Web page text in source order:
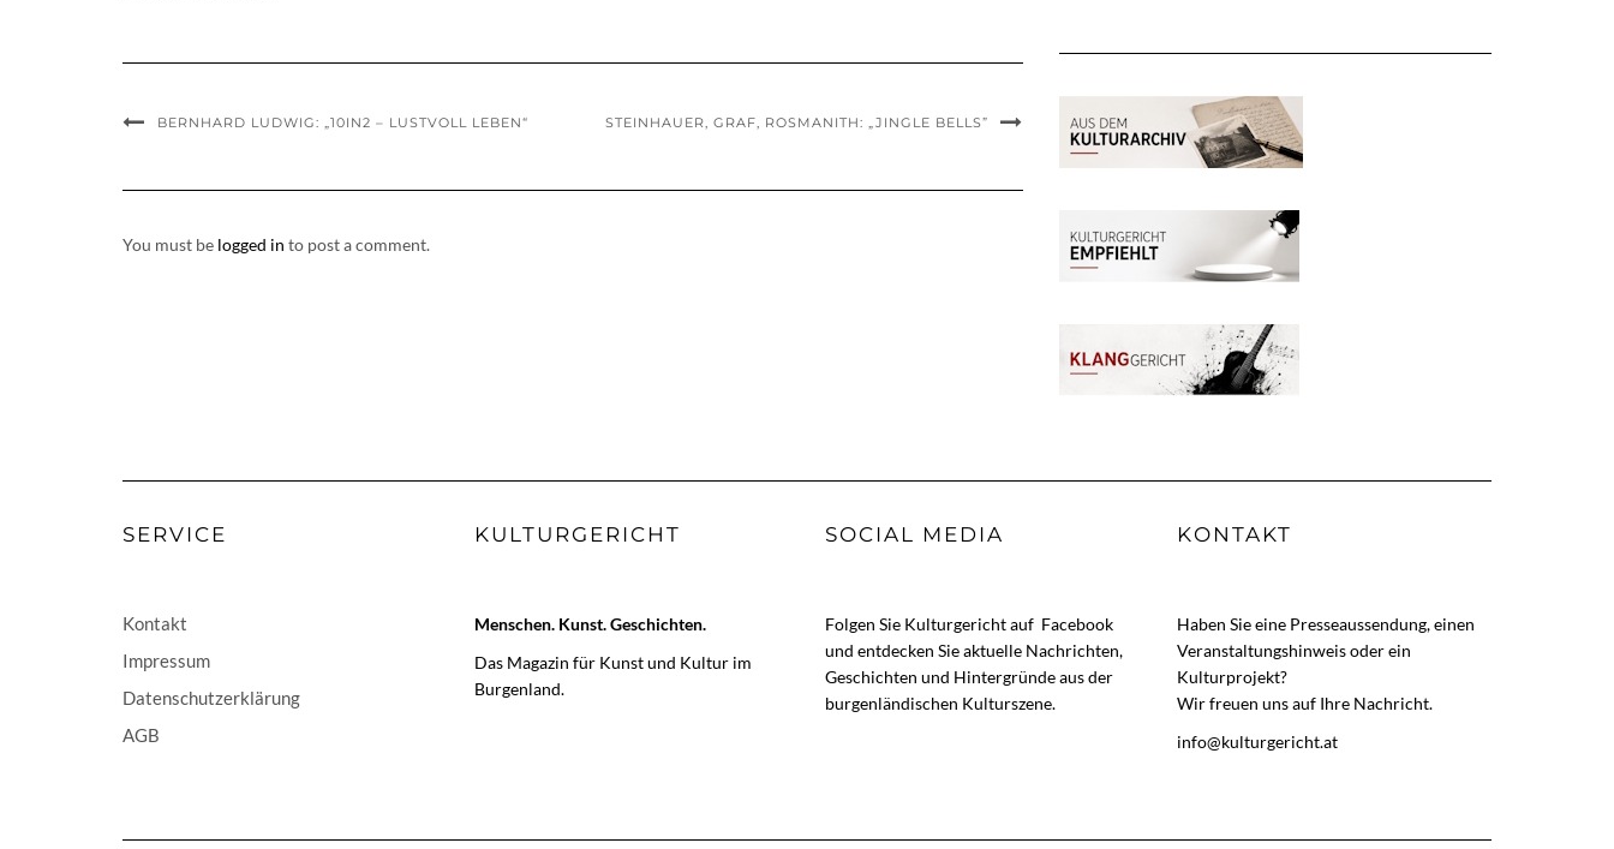
BERNHARD LUDWIG: „10IN2 – LUSTVOLL LEBEN“ STEINHAUER, GRAF, ROSMANITH: „JINGLE BELLS”
You must be logged in to post a comment.
SERVICE
Kontakt
Impressum
Datenschutzerklärung
AGB
KULTURGERICHT
Menschen. Kunst. Geschichten.
Das Magazin für Kunst und Kultur im
Burgenland.
SOCIAL MEDIA
Folgen Sie Kulturgericht auf Facebook
und entdecken Sie aktuelle Nachrichten,
Geschichten und Hintergründe aus der
burgenländischen Kulturszene.
KONTAKT
Haben Sie eine Presseaussendung, einen
Veranstaltungshinweis oder ein
Kulturprojekt?
Wir freuen uns auf Ihre Nachricht.
info@kulturgericht.at